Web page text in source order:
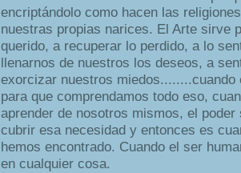
encriptándolo como hacen las
nuestras propias narices. El Arte sirve
querido, a recuperar lo perdido, a lo
llenarnos de nuestros los deseos, a
exorcizar nuestros miedos........cuando
para que comprendamos todo eso,
aprender de nosotros mismos, el poder
cubrir esa necesidad y entonces es
hemos encontrado. Cuando el ser
en cualquier cosa.